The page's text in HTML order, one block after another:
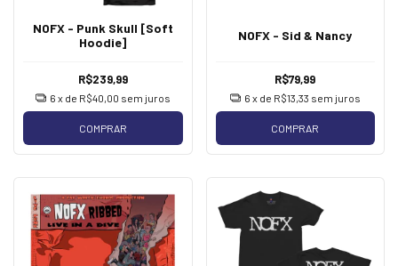
NOFX - Punk Skull [Soft
Hoodie]
R$239,99
6 x de R$40,00 sem juros
COMPRAR
NOFX - Sid & Nancy
R$79,99
6 x de R$13,33 sem juros
COMPRAR